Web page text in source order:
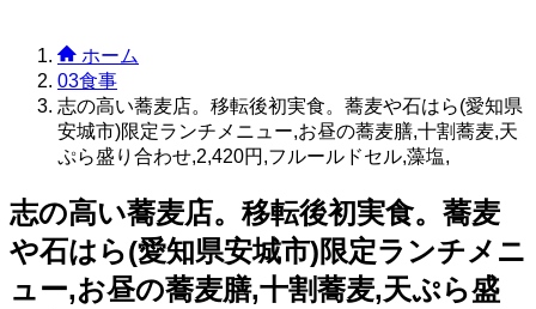
ホーム
03食事
志の高い蕎麦店。移転後初実食。蕎麦や石はら(愛知県
安城市)限定ランチメニュー,お昼の蕎麦膳,十割蕎麦,天
ぷら盛り合わせ,2,420円,フルールドセル,藻塩,
志の高い蕎麦店。移転後初実食。蕎麦
や石はら(愛知県安城市)限定ランチメニ
ュー,お昼の蕎麦膳,十割蕎麦,天ぷら盛